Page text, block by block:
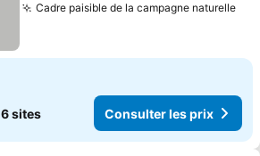
Cadre paisible de la campagne naturelle
6 sites Consulter les prix